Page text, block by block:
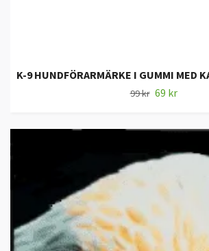
K-9 HUNDFÖRARMÄRKE I GUMMI MED
99 kr 69 kr